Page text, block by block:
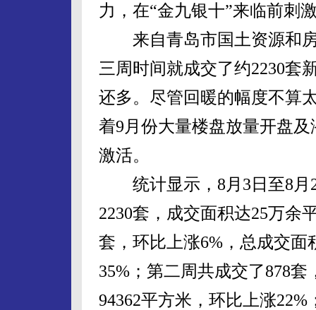
力，在“金九银十”来临前刺
来自青岛市国土资源和房
三周时间就成交了约2230套
还多。尽管回暖的幅度不算
着9月份大量楼盘放量开盘
激活。
统计显示，8月3日至8月
2230套，成交面积达25万余
套，环比上涨6%，总成交面
35%；第二周共成交了878
94362平方米，环比上涨